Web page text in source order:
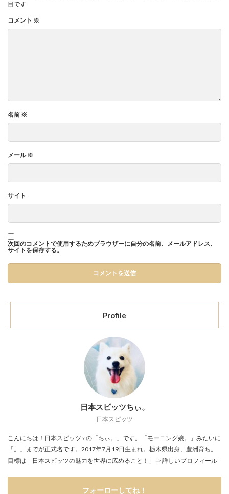
目です
コメント ※
名前 ※
メール※
サイト
次回のコメントで使用するためブラウザーに自分の名前、メールアドレス、
サイトを保存する。
Profile
日本スピッツちぃ。
日本スピッツ
こんにちは！日本スピッツ♀の「ちぃ。」です。「モーニング娘。」みたいに
「。」までが正式名です。2017年7月19日生まれ。栃木県出身、豊洲育ち。
目標は「日本スピッツの魅力を世界に広めること！」 ⇒ 詳しいプロフィール
フォーローしてね！